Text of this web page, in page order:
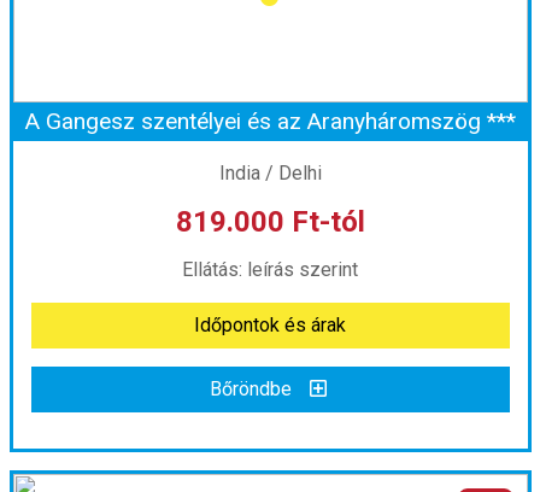
2 ágyas szoba
Időpont: 2026-11-20 | 8 éj
már 799.000 Ft-tól
Időpontok és árak
Bőröndbe
A Gangesz szentélyei és az Aranyháromszög ***
India / Delhi
819.000 Ft-tól
Ellátás: leírás szerint
Időpontok és árak
Bőröndbe
A Gangesz szentélyei és az Aranyháromszög ***